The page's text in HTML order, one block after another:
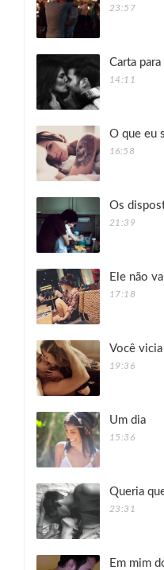
23:57
Carta
14:11
O que eu
16:58
Os
21:39
Ele não
17:18
Você vicia
19:36
Um dia
15:36
Queria
23:31
Em mim